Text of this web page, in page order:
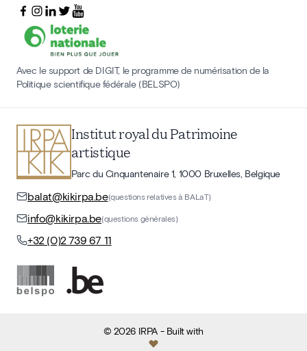
Avec le support de DIGIT, le programme de numérisation de la
Politique scientifique fédérale (BELSPO)
Institut royal du Patrimoine
artistique
Parc du Cinquantenaire 1, 1000 Bruxelles, Belgique
balat@kikirpa.be(questions relatives à BALaT)
info@kikirpa.be(questions générales)
+32 (0)2 739 67 11
©2026 IRPA- Built with